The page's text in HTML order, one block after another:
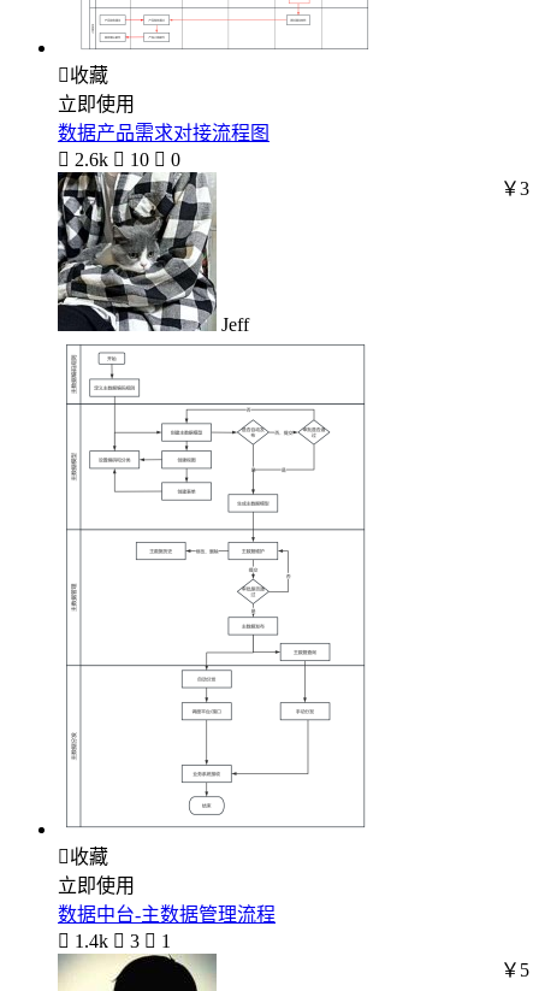
收藏
立即使用
数据产品需求对接流程图
 2.6k  10  0
Jeff
￥3
收藏
立即使用
数据中台-主数据管理流程
 1.4k  3  1
￥5